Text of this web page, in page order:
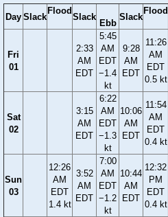
Day Slack
Flood
Slack
Ebb
Slack
Flood
Fri
01
2:33
AM
EDT
5:45
AM
EDT
−1.4
kt
9:28
AM
EDT
11:26
AM
EDT
0.5 kt
Sat
02
3:15
AM
EDT
6:22
AM
EDT
−1.3
kt
10:06
AM
EDT
11:54
AM
EDT
0.4 kt
Sun
03
12:26
AM
EDT
1.4 kt
3:52
AM
EDT
7:00
AM
EDT
−1.2
kt
10:44
AM
EDT
12:32
PM
EDT
0.4 kt